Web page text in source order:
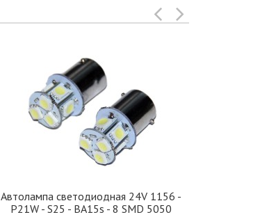
Автолампа cветодиодная 24V 1156 -
P21W - S25 - BA15s - 8 SMD 5050